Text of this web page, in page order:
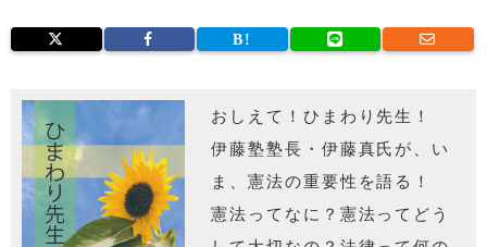
おしえて！ひまわり先生！
伊藤塾塾長・伊藤真氏が、い
ま、憲法の重要性を語る！
憲法ってなに？憲法ってどう